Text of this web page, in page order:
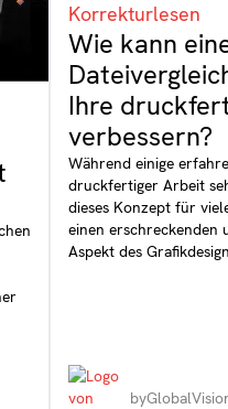
Korrekturlesen
Wie kann
Ihre
verbessern?
Während einige
druckfertiger Arbeit
dieses Konzept für
einen erschreckenden
Aspekt des
by